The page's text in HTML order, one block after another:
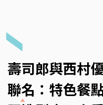
壽司郎與西村
聯名：特色餐